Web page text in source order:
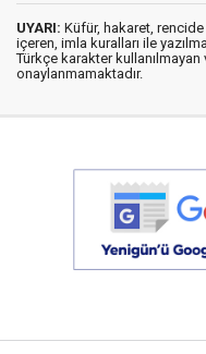
UYARI: Küfür, hakaret,
içeren, imla kuralları ile
Türkçe karakter
onaylanmamaktadır.